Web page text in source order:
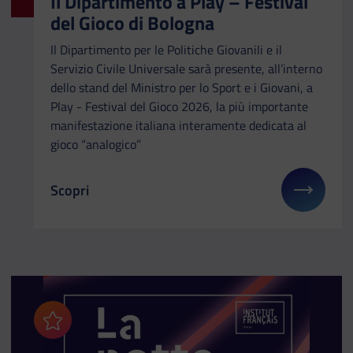
del Gioco di Bologna
Il Dipartimento per le Politiche Giovanili e il
Servizio Civile Universale sarà presente, all’interno
dello stand del Ministro per lo Sport e i Giovani, a
Play - Festival del Gioco 2026, la più importante
manifestazione italiana interamente dedicata al
gioco “analogico”
Il link ti porterà ad avere maggiori dettagli su: Il
Scopri
Aggiungi ai preferiti